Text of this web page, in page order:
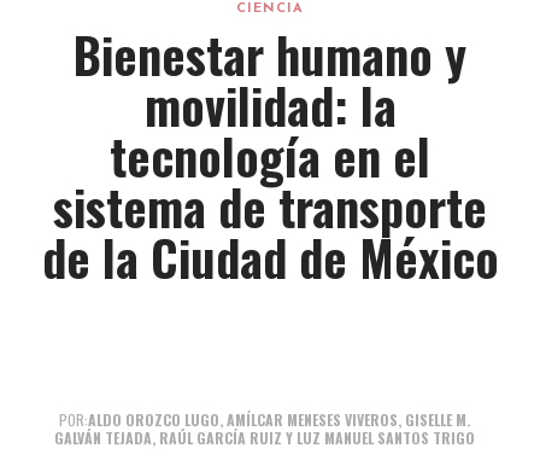
CIENCIA
Bienestar humano y
movilidad: la
tecnología en el
sistema de transporte
de la Ciudad de México
POR:ALDO OROZCO LUGO, AMÍLCAR MENESES VIVEROS, GISELLE M.
GALVÁN TEJADA, RAÚL GARCÍA RUIZ Y LUZ MANUEL SANTOS TRIGO